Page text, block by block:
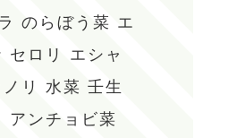
のらぼう菜 エ
セロリ
エシャ
リ 水菜 壬生
アンチョビ菜